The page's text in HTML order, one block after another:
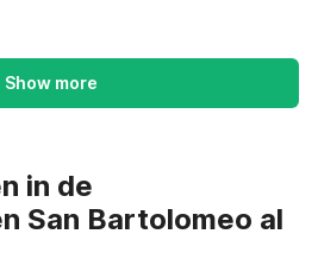
Show more
in de
San Bartolomeo al